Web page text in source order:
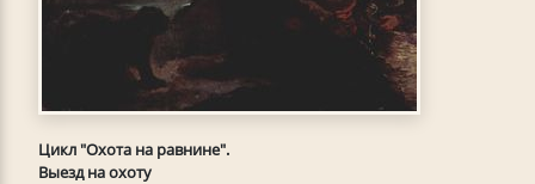
Цикл "Охота на равнине".
Выезд на охоту